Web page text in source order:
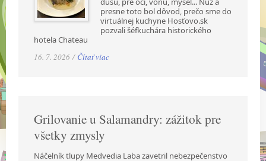
presne toto bol dôvod, prečo sme do
virtuálnej kuchyne Hosťovo.sk
pozvali šéfkuchára historického
hotela Chateau
16. 7. 2026 / Čítať viac
Grilovanie u Salamandry: zážitok pre
všetky zmysly
Náčelník tlupy Medvedia Laba zavetril nebezpečenstvo